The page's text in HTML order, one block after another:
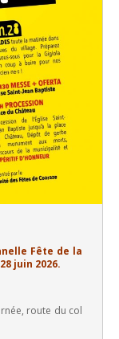
Fête de la
juin 2026.
route du col